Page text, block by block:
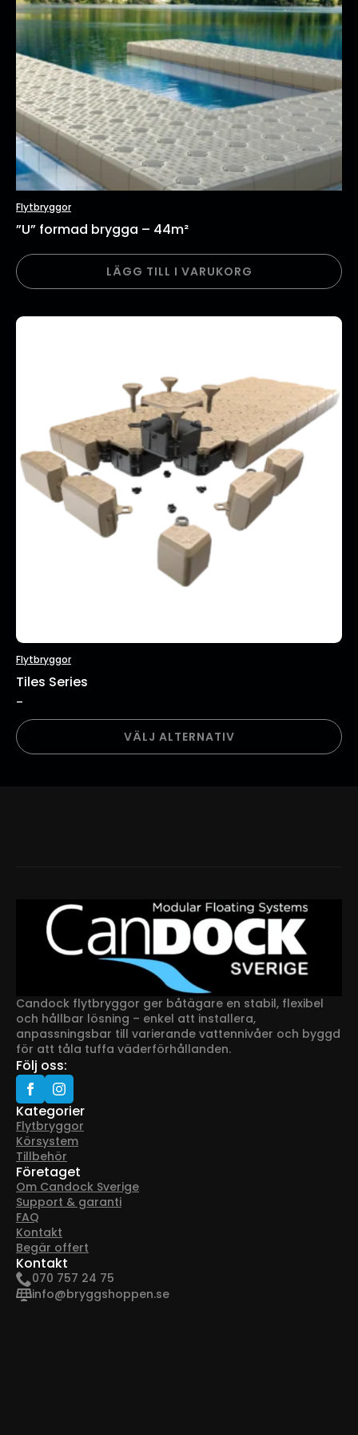
Flytbryggor
”U” formad brygga – 44m²
LÄGG TILL I VARUKORG
Flytbryggor
Tiles Series
–
Prisintervall:
864.00kr
till
996.00kr
VÄLJ ALTERNATIV
Den
här
produkten
produktsidan
Candock flytbryggor ger båtägare en stabil, flexibel
och hållbar lösning – enkel att installera,
anpassningsbar till varierande vattennivåer och byggd
för att tåla tuffa väderförhållanden.
Följ oss:
Kategorier
Flytbryggor
Körsystem
Tillbehör
Företaget
Om Candock Sverige
Support & garanti
FAQ
Kontakt
Begär offert
Kontakt
070 757 24 75
info@bryggshoppen.se